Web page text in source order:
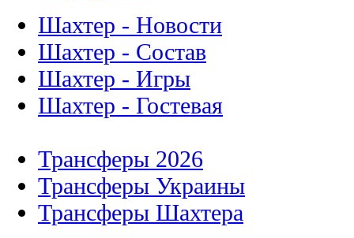
Шахтер - Новости
Шахтер - Состав
Шахтер - Игры
Шахтер - Гостевая
Трансферы 2026
Трансферы Украины
Трансферы Шахтера